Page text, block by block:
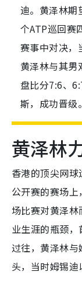
迪。黄泽林期
个ATP巡回赛
赛事中对决，
黄泽林与其男
盘比分7:6、
斯，成功晋级。
黄泽林
香港的顶尖网
公开赛的赛场
场比赛对黄泽
业生涯的瓶颈
过往，黄泽林
头，当时姆锡迪